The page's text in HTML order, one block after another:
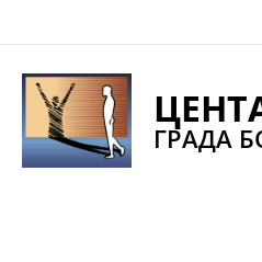
na
sadržaj
ГРАДА